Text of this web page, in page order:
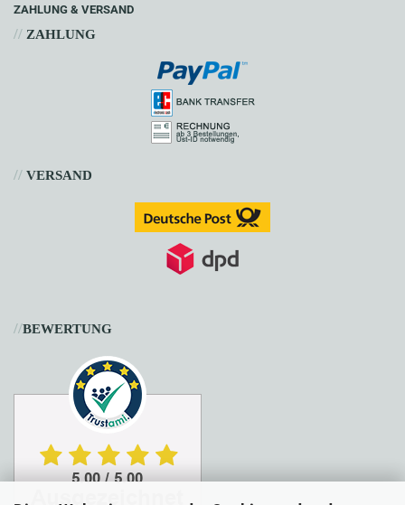
ZAHLUNG & VERSAND
// ZAHLUNG
// VERSAND
//BEWERTUNG